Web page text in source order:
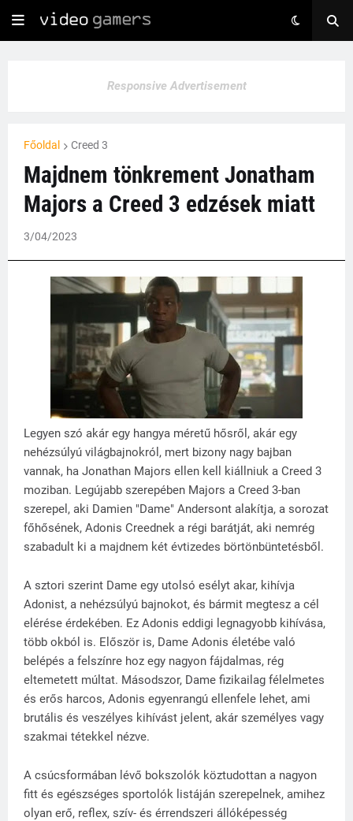
Responsive Advertisement
Főoldal Creed 3
Majdnem tönkrement Jonatham
Majors a Creed 3 edzések miatt
3/04/2023
Legyen szó akár egy hangya méretű hősről, akár egy
nehézsúlyú világbajnokról, mert bizony nagy bajban
vannak, ha Jonathan Majors ellen kell kiállniuk a Creed 3
moziban. Legújabb szerepében Majors a Creed 3-ban
szerepel, aki Damien "Dame" Andersont alakítja, a sorozat
főhősének, Adonis Creednek a régi barátját, aki nemrég
szabadult ki a majdnem két évtizedes börtönbüntetésből.
A sztori szerint Dame egy utolsó esélyt akar, kihívja
Adonist, a nehézsúlyú bajnokot, és bármit megtesz a cél
elérése érdekében. Ez Adonis eddigi legnagyobb kihívása,
több okból is. Először is, Dame Adonis életébe való
belépés a felszínre hoz egy nagyon fájdalmas, rég
eltemetett múltat. Másodszor, Dame fizikailag félelmetes
és erős harcos, Adonis egyenrangú ellenfele lehet, ami
brutális és veszélyes kihívást jelent, akár személyes vagy
szakmai tétekkel nézve.
A csúcsformában lévő bokszolók köztudottan a nagyon
fitt és egészséges sportolók listáján szerepelnek, amihez
olyan erő, reflex, szív- és érrendszeri állóképesség